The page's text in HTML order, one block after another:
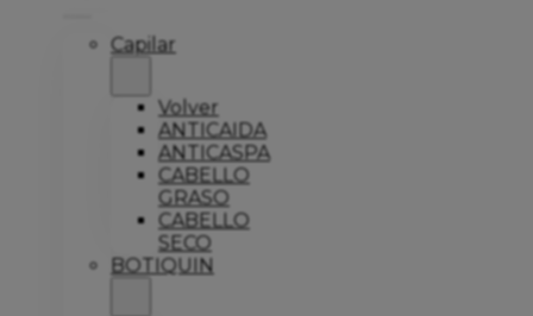
Capilar
Volver
ANTICAIDA
ANTICASPA
CABELLO
GRASO
CABELLO
SECO
BOTIQUIN